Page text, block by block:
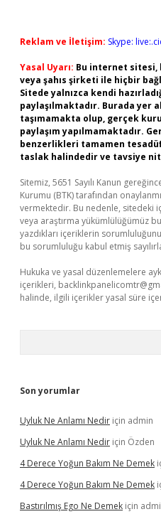
Reklam ve İletişim: Skype:
Yasal Uyarı: Bu internet sitesi,
veya şahıs şirketi ile hiçbir
Sitede yalnızca kendi
paylaşılmaktadır. Burada
taşımamakta olup, gerçek
paylaşım yapılmamaktadır.
benzerlikleri tamamen
taslak halindedir ve tavsiye
Sitemiz, 5651 Sayılı Kanun
Kurumu (BTK) tarafından
vermektedir. Bu nedenle, sitedeki
veya araştırma yükümlülüğümüz
yazdıkları içeriklerin
bu sorumluluğu kabul etmiş
Hukuka ve yasal düzenlemelere
içerikleri,
halinde, ilgili içerikler yasal süre
Son yorumlar
Uyluk Ne Anlamı Nedir için admin
Uyluk Ne Anlamı Nedir için Özden
4 Derece Yoğun Bakım Ne Demek
4 Derece Yoğun Bakım Ne Demek
Bastırılmış Ego Ne Demek için